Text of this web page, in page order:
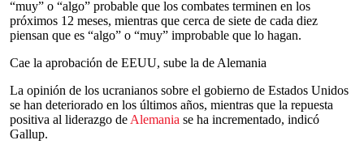
“muy” o “algo” probable que los combates terminen en los
próximos 12 meses, mientras que cerca de siete de cada diez
piensan que es “algo” o “muy” improbable que lo hagan.
Cae la aprobación de EEUU, sube la de Alemania
La opinión de los ucranianos sobre el gobierno de Estados Unidos
se han deteriorado en los últimos años, mientras que la repuesta
positiva al liderazgo de Alemania se ha incrementado, indicó
Gallup.